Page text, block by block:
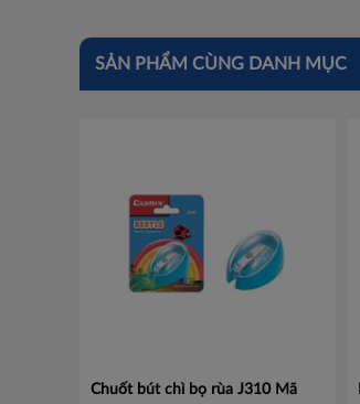
SẢN PHẨM CÙNG DANH MỤC
Chuốt bút chì bọ rùa J310 Mã